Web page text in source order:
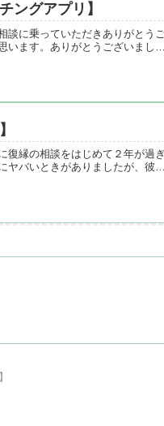
ングアプリ】
談に乗っていただきありがとう
います。ありがとうございまし…
復縁の相談をはじめて２年が過
ヤバいときがありましたが、彼…